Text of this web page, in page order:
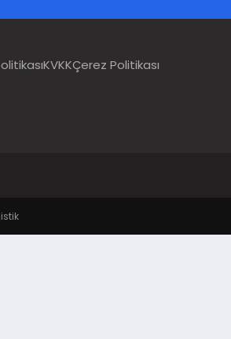
KVKKÇerez Politikası